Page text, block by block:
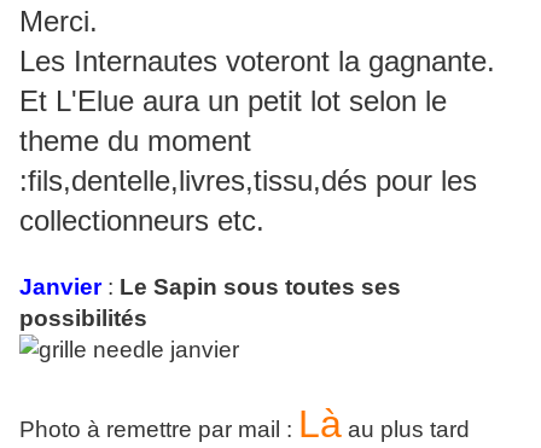
Merci.
Les Internautes voteront la gagnante.
Et L'Elue aura un petit lot selon le
theme du moment
:fils,dentelle,livres,tissu,dés pour les
collectionneurs etc.
Janvier : Le Sapin sous toutes ses
possibilités
Photo à remettre par mail : Là au plus tard